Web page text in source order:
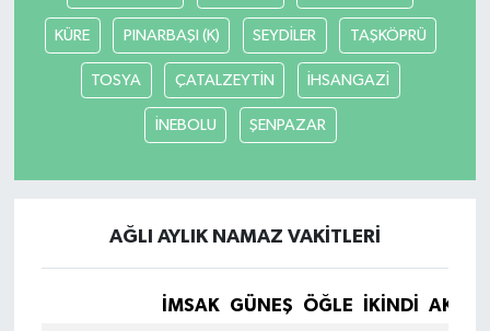
KÜRE PINARBAŞI (K) SEYDİLER TAŞKÖPRÜ
TOSYA ÇATALZEYTİN İHSANGAZİ
İNEBOLU ŞENPAZAR
AĞLI AYLIK NAMAZ VAKITLERI
İMSAK GÜNEŞ ÖĞLE İKINDI
Kilimli
Kültür - Sanat
MAGAZİN